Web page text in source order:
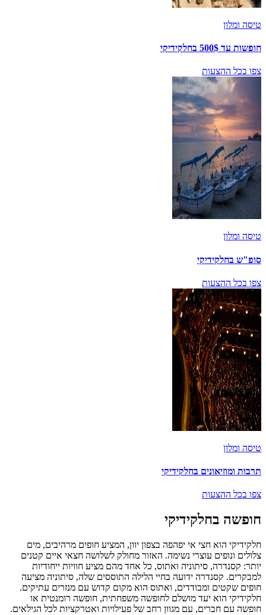
טיסה ומלון
חופשות עד 500$ בחלקידיקי
צפו בכל ההצעות
טיסה ומלון
סופ"ש בחלקידיקי
צפו בכל ההצעות
טיסה ומלון
תרבות ומוזיאונים בחלקידיקי
צפו בכל ההצעות
חופשה בחלקידיקי
חלקידיקי הוא חצי אי יפהפה בצפון יוון, המציע חופים מרהיבים, מים
צלולים ונופים עוצרי נשימה. האזור מחולק לשלושה חצאי איים קטנים
יותר: קסנדרה, סיתוניה ואתוס, כל אחד מהם מציע חוויות ייחודיות
למבקרים. קסנדרה ידועה בחיי הלילה התוססים שלה, סיתוניה מציעה
חופים שקטים ומבודדים, ואתוס הוא מקום קדוש עם מנזרים עתיקים.
חלקידיקי הוא יעד מושלם לחופשה משפחתית, חופשה רומנטית או
חופשה עם חברים, עם מגוון רחב של פעילויות ואטרקציות לכל הגילאים.